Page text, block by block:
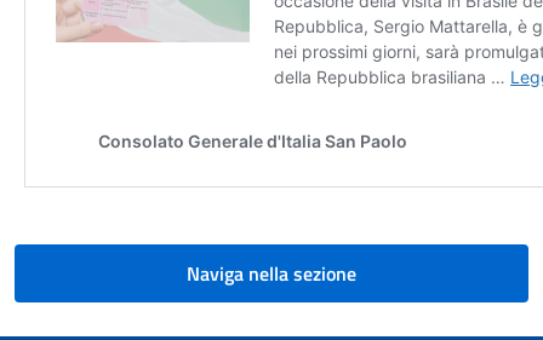
Naviga nella sezione